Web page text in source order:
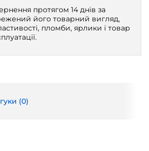
протягом 14 днів за
його товарний вигляд,
пломби, ярлики і товар
(0)